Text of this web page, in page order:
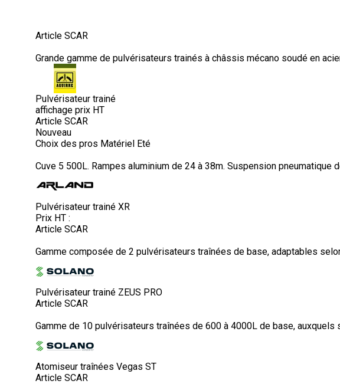
Article SCAR
Grande gamme de pulvérisateurs trainés à châssis mécano soudé en
Pulvérisateur trainé
affichage prix HT
Article SCAR
Nouveau
Choix des pros Matériel Eté
Cuve 5 500L. Rampes aluminium de 24 à 38m. Suspension pneumatique
Pulvérisateur trainé XR
Prix HT :
Article SCAR
Gamme composée de 2 pulvérisateurs traînées de base, adaptables
Pulvérisateur trainé ZEUS PRO
Article SCAR
Gamme de 10 pulvérisateurs traînées de 600 à 4000L de base, auxquels
Atomiseur traînées Vegas ST
Article SCAR